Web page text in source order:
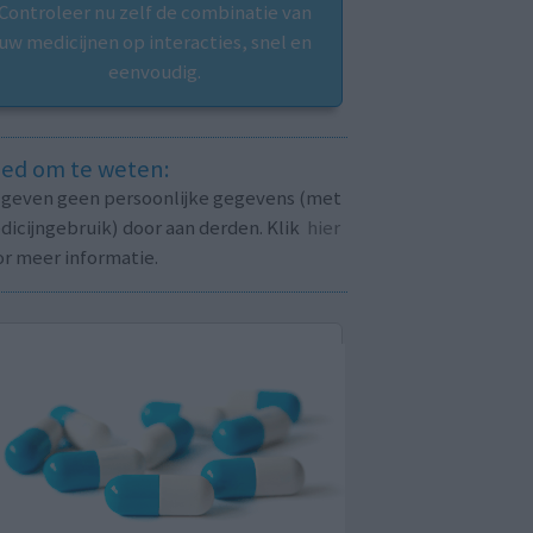
nu zelf de combinatie van
medicijnen op interacties, snel en
eenvoudig.
om te weten:
geven geen persoonlijke gegevens (met
door aan derden. Klik hier
meer informatie.